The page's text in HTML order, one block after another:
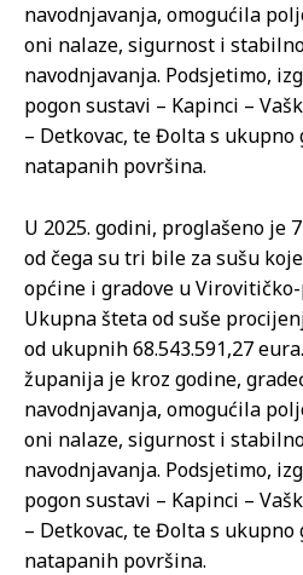
navodnjavanja, omogućila
oni nalaze, sigurnost i
navodnjavanja. Podsjetimo,
pogon sustavi – Kapinci –
– Detkovac, te Đolta s ukupno
natapanih površina.
U 2025. godini, proglašeno je
od čega su tri bile za sušu
općine i gradove u
Ukupna šteta od suše
od ukupnih 68.543.591,27
županija je kroz godine,
navodnjavanja, omogućila
oni nalaze, sigurnost i
navodnjavanja. Podsjetimo,
pogon sustavi – Kapinci –
– Detkovac, te Đolta s ukupno
natapanih površina.